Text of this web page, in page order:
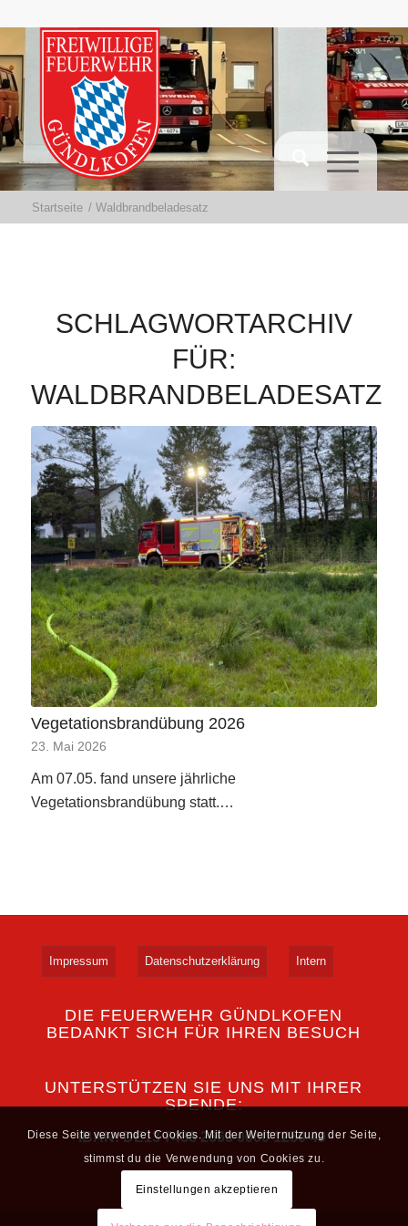
Startseite / Waldbrandbeladesatz
SCHLAGWORTARCHIV
FÜR:
WALDBRANDBELADESATZ
Vegetationsbrandübung 2026
23. Mai 2026
Am 07.05. fand unsere jährliche
Vegetationsbrandübung statt.…
Impressum Datenschutzerklärung Intern
DIE FEUERWEHR GÜNDLKOFEN
BEDANKT SICH FÜR IHREN BESUCH
UNTERSTÜTZEN SIE UNS MIT IHRER
SPENDE:
IBAN: DE13 7436 2663 0000 1250 40
Diese Seite verwendet Cookies. Mit der Weiternutzung der Seite,
stimmst du die Verwendung von Cookies zu.
Einstellungen akzeptieren